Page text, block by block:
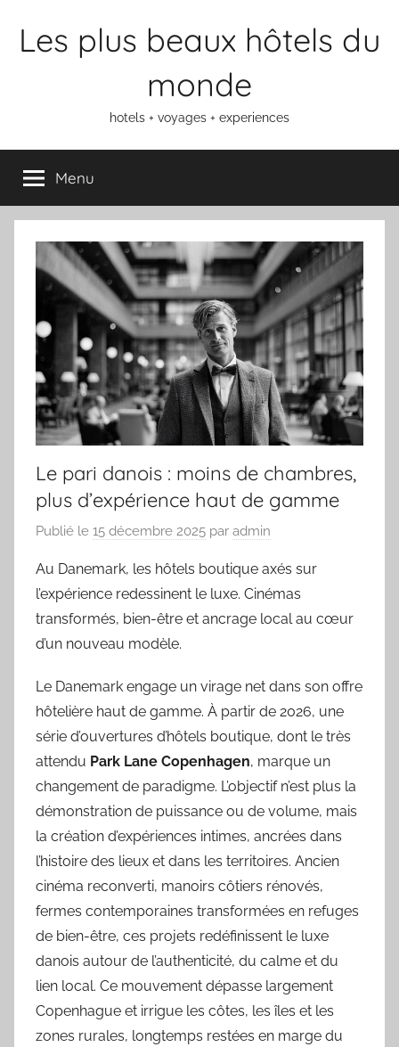
Les plus beaux hôtels du
monde
hotels + voyages + experiences
Menu
Le pari danois : moins de chambres,
plus d’expérience haut de gamme
Publié le 15 décembre 2025 par admin
Au Danemark, les hôtels boutique axés sur
l’expérience redessinent le luxe. Cinémas
transformés, bien-être et ancrage local au cœur
d’un nouveau modèle.
Le Danemark engage un virage net dans son offre
hôtelière haut de gamme. À partir de 2026, une
série d’ouvertures d’hôtels boutique, dont le très
attendu Park Lane Copenhagen, marque un
changement de paradigme. L’objectif n’est plus la
démonstration de puissance ou de volume, mais
la création d’expériences intimes, ancrées dans
l’histoire des lieux et dans les territoires. Ancien
cinéma reconverti, manoirs côtiers rénovés,
fermes contemporaines transformées en refuges
de bien-être, ces projets redéfinissent le luxe
danois autour de l’authenticité, du calme et du
lien local. Ce mouvement dépasse largement
Copenhague et irrigue les côtes, les îles et les
zones rurales, longtemps restées en marge du